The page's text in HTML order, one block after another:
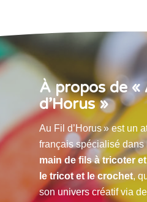
À propos de «
d’Horus »
Au Fil d’Horus » est un
français spécialisé dans
main de fils à tricoter
le tricot et le crochet,
son univers créatif via